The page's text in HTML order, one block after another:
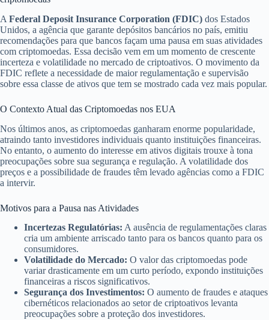
A Federal Deposit Insurance Corporation (FDIC) dos Estados
Unidos, a agência que garante depósitos bancários no país, emitiu
recomendações para que bancos façam uma pausa em suas atividades
com criptomoedas. Essa decisão vem em um momento de crescente
incerteza e volatilidade no mercado de criptoativos. O movimento da
FDIC reflete a necessidade de maior regulamentação e supervisão
sobre essa classe de ativos que tem se mostrado cada vez mais popular.
O Contexto Atual das Criptomoedas nos EUA
Nos últimos anos, as criptomoedas ganharam enorme popularidade,
atraindo tanto investidores individuais quanto instituições financeiras.
No entanto, o aumento do interesse em ativos digitais trouxe à tona
preocupações sobre sua segurança e regulação. A volatilidade dos
preços e a possibilidade de fraudes têm levado agências como a FDIC
a intervir.
Motivos para a Pausa nas Atividades
Incertezas Regulatórias: A ausência de regulamentações claras
cria um ambiente arriscado tanto para os bancos quanto para os
consumidores.
Volatilidade do Mercado: O valor das criptomoedas pode
variar drasticamente em um curto período, expondo instituições
financeiras a riscos significativos.
Segurança dos Investimentos: O aumento de fraudes e ataques
cibernéticos relacionados ao setor de criptoativos levanta
preocupações sobre a proteção dos investidores.